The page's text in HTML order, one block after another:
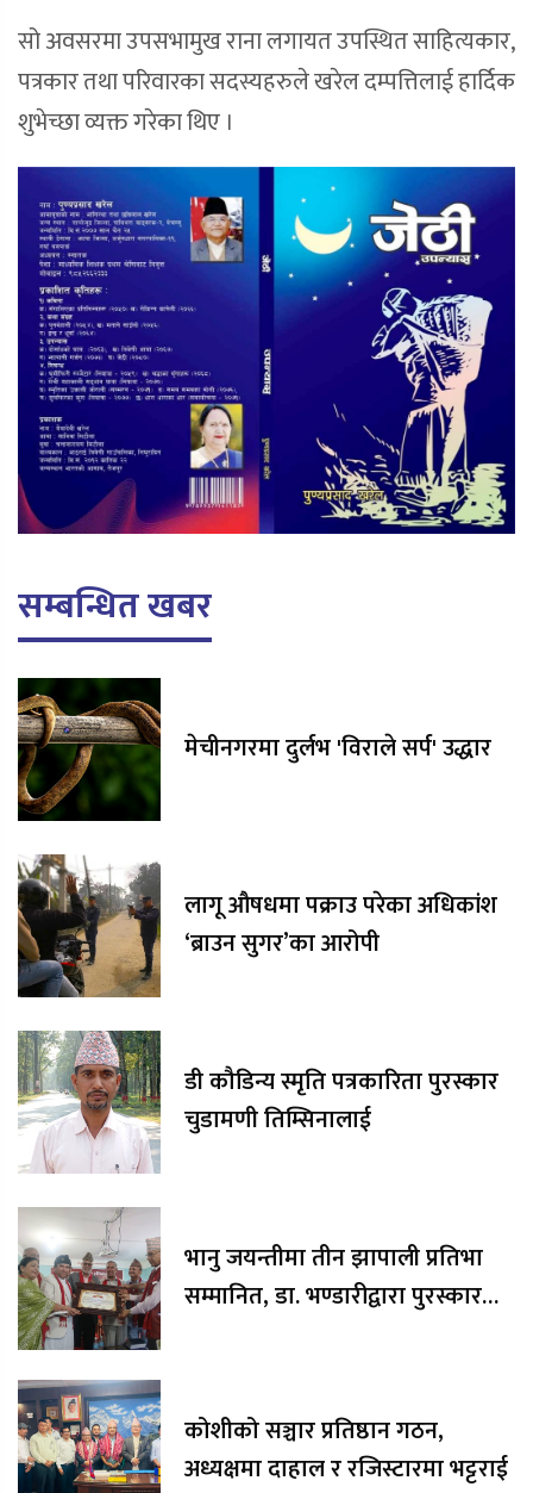
सो अवसरमा उपसभामुख राना लगायत उपस्थित साहित्यकार,
पत्रकार तथा परिवारका सदस्यहरुले खरेल दम्पत्तिलाई हार्दिक
शुभेच्छा व्यक्त गरेका थिए ।
सम्बन्धित खबर
मेचीनगरमा दुर्लभ 'विराले सर्प' उद्धार
लागू औषधमा पक्राउ परेका अधिकांश
‘ब्राउन सुगर’का आरोपी
डी कौडिन्य स्मृति पत्रकारिता पुरस्कार
चुडामणी तिम्सिनालाई
भानु जयन्तीमा तीन झापाली प्रतिभा
सम्मानित, डा. भण्डारीद्वारा पुरस्कार
कोशीको सञ्चार प्रतिष्ठान गठन,
अध्यक्षमा दाहाल र रजिस्टारमा भट्टराई